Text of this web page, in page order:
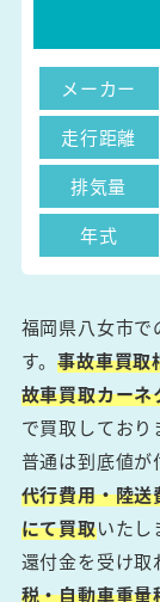
メーカー
走行距離
排気量
年式
福岡県八女市で
す。事故車買取
故車買取カーネ
で買取しており
普通は到底値が
代行費用・陸
にて買取いたし
還付金を受け取
税・自動車重